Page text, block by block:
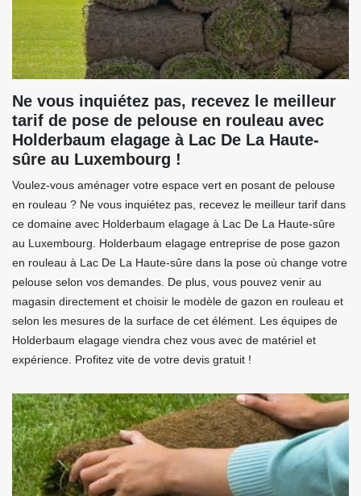
Ne vous inquiétez pas, recevez le meilleur
tarif de pose de pelouse en rouleau avec
Holderbaum elagage à Lac De La Haute-
sûre au Luxembourg !
Voulez-vous aménager votre espace vert en posant de pelouse
en rouleau ? Ne vous inquiétez pas, recevez le meilleur tarif dans
ce domaine avec Holderbaum elagage à Lac De La Haute-sûre
au Luxembourg. Holderbaum elagage entreprise de pose gazon
en rouleau à Lac De La Haute-sûre dans la pose où change votre
pelouse selon vos demandes. De plus, vous pouvez venir au
magasin directement et choisir le modèle de gazon en rouleau et
selon les mesures de la surface de cet élément. Les équipes de
Holderbaum elagage viendra chez vous avec de matériel et
expérience. Profitez vite de votre devis gratuit !